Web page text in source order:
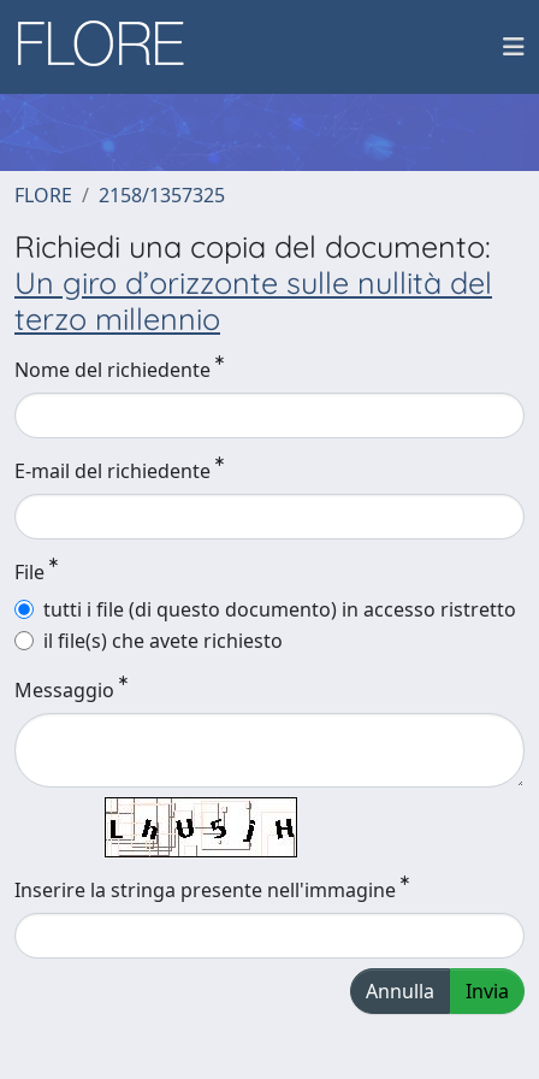
FLORE 2158/1357325
Richiedi una copia del documento:
Un giro d’orizzonte sulle nullità del
terzo millennio
Nome del richiedente
E-mail del richiedente
File
tutti i file (di questo documento) in accesso ristretto
il file(s) che avete richiesto
Messaggio
Inserire la stringa presente nell'immagine
Annulla Invia